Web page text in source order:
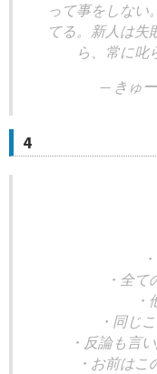
って事をしない
てる。新人は失
ら、常に叱
— きゅ
4
・全
・同じ
・反論も言
・お前は